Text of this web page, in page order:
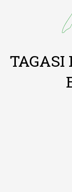
TAGASI